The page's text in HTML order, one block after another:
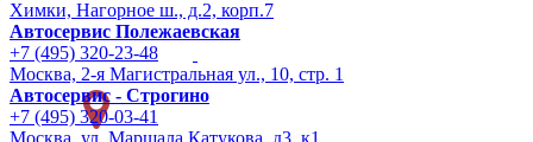
Химки, Нагорное ш., д.2, корп.7
Автосервис Полежаевская
+7 (495) 320-23-48
Москва, 2-я Магистральная ул., 10, стр. 1
Автосервис - Строгино
+7 (495) 320-03-41